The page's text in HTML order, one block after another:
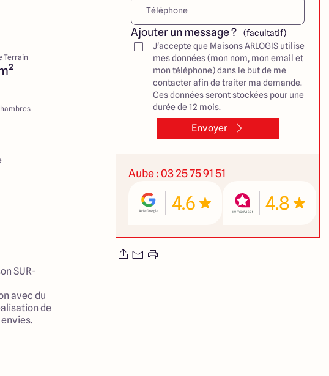
Terrain
SUR-
avec du
de
et grandes
Ajouter un message ?
(facultatif)
J'accepte que Maisons ARLOGIS utilise
mes données (mon nom, mon email et
mon téléphone) dans le but de me
contacter afin de traiter ma demande.
Ces données seront stockées pour une
durée de 12 mois.
Envoyer
Aube : 03 25 75 91 51
4.6 4.8